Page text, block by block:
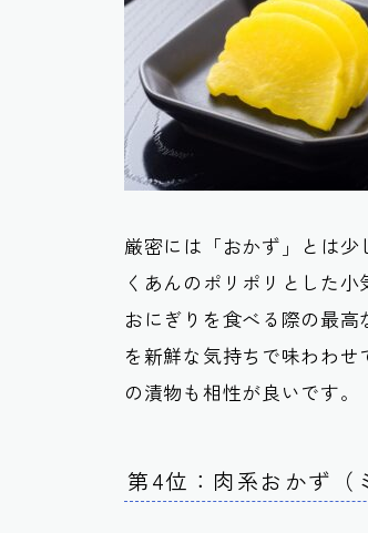
厳密には「おかず」とは
くあんのポリポリとした
おにぎりを食べる際の最
を新鮮な気持ちで味わわ
の漬物も相性が良いです。
第4位：肉系おかず（